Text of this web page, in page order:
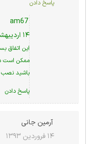
پاسخ دادن
am67
۱۴ اردیبهشت ۱۳۹۳
این اتفاق
ممکن است
باشید نصب
پاسخ دادن
آرمین جانی
۱۴ فروردین ۱۳۹۳